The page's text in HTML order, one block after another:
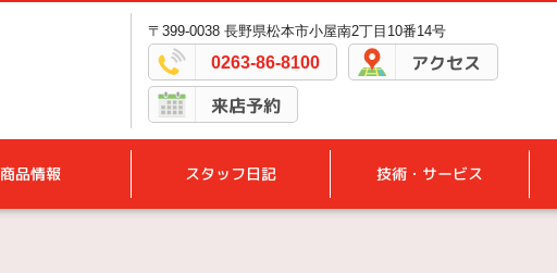
〒399-0038 長野県松本市小屋南2丁目10番14号
0263-86-8100 アクセス
来店予約
商品情報 スタッフ日記 技術・サービス